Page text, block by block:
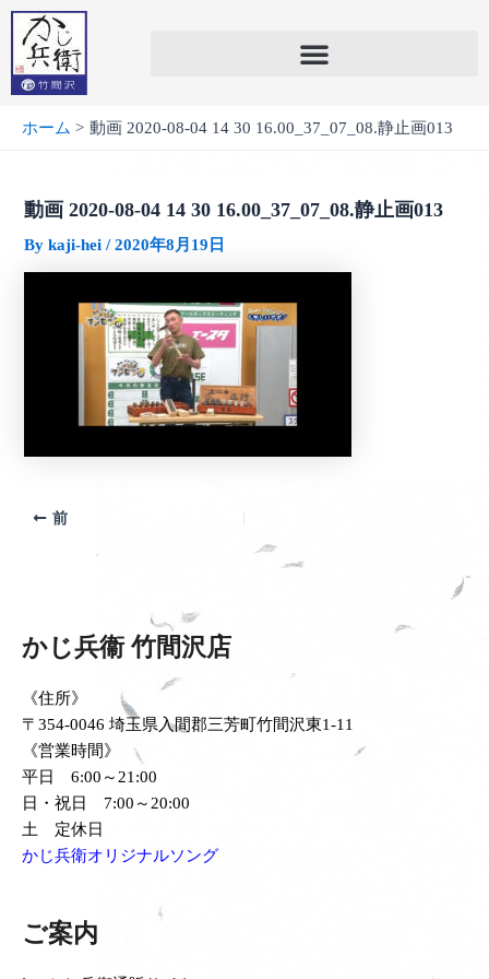
内
を
ホーム 動画 2020-08-04 14 30 16.00_37_07_08.静止画013
動画 2020-08-04 14 30 16.00_37_07_08.静止画013
Bykaji-hei/2020年8月19日
前
かじ兵衞 竹間沢店
《住所》
〒354-0046 埼玉県入間郡三芳町竹間沢東1-11
《営業時間》
平日 6:00～21:00
日・祝日 7:00～20:00
土 定休日
かじ兵衛オリジナルソング
ご案内